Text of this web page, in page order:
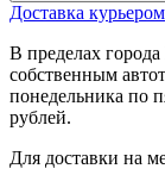
Доставка курьером
В пределах
собственным
понедельника по
рублей.
Для доставки на